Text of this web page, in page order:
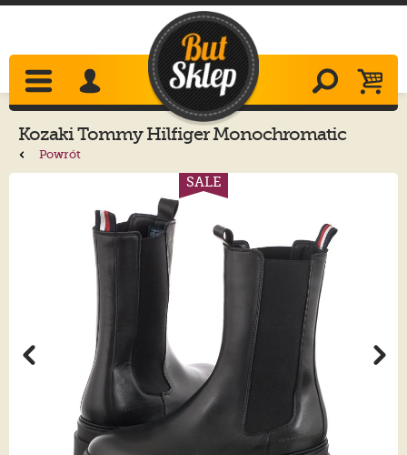
KozakiTommy HilfigerMonochromatic
Chelsea Boot FW0FW06730 Black
Powrót
SALE